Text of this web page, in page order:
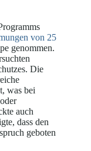
von 25
genommen.
Die
was bei
auch
dass den
geboten